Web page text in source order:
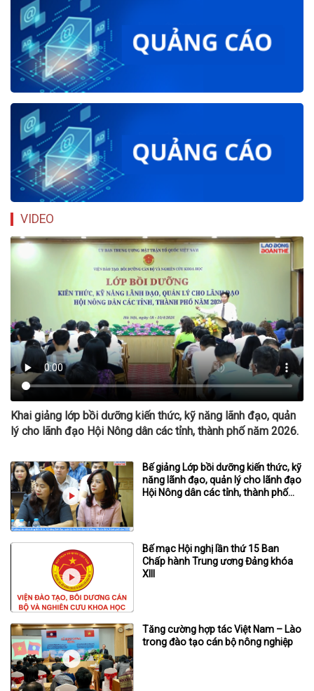
VIDEO
Khai giảng lớp bồi dưỡng kiến thức, kỹ năng lãnh đạo, quản
lý cho lãnh đạo Hội Nông dân các tỉnh, thành phố năm 2026.
Bế giảng Lớp bồi dưỡng kiến thức, kỹ
năng lãnh đạo, quản lý cho lãnh đạo
Hội Nông dân các tỉnh, thành phố
Bế mạc Hội nghị lần thứ 15 Ban
Chấp hành Trung ương Đảng khóa
XIII
Tăng cường hợp tác Việt Nam – Lào
trong đào tạo cán bộ nông nghiệp